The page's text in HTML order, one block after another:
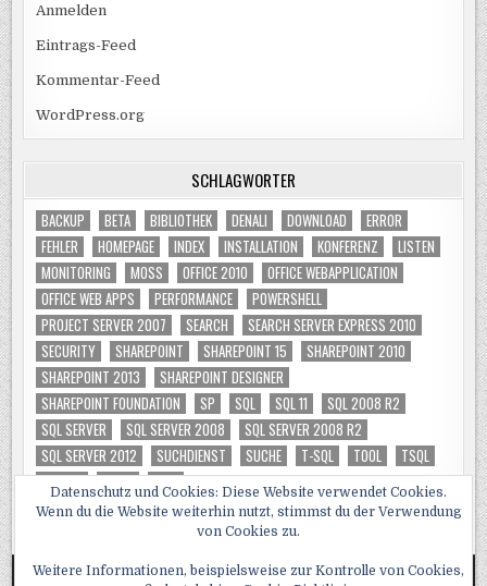
Datenschutz und Cookies: Diese Website verwendet Cookies.
Wenn du die Website weiterhin nutzt, stimmst du der Verwendung
von Cookies zu.
Weitere Informationen, beispielsweise zur Kontrolle von Cookies,
Anmelden
Eintrags-Feed
Kommentar-Feed
WordPress.org
SCHLAGWÖRTER
BACKUP BETA BIBLIOTHEK DENALI DOWNLOAD
ERROR
FEHLER
HOMEPAGE INDEX INSTALLATION KONFERENZ
LISTEN
MONITORING
MOSS OFFICE 2010
OFFICE WEBAPPLICATION
OFFICE WEB APPS
PERFORMANCE
POWERSHELL
PROJECT SERVER 2007
SEARCH
SEARCH SERVER EXPRESS 2010
SECURITY
SHAREPOINT SHAREPOINT 15
SHAREPOINT 2010
SHAREPOINT 2013
SHAREPOINT DESIGNER
SHAREPOINT FOUNDATION
SP SQL SQL 11
SQL 2008 R2
SQL SERVER
SQL SERVER 2008
SQL SERVER 2008 R2
SQL SERVER 2012
SUCHDIENST SUCHE T-SQL TOOL
TSQL
TUNING
VIDEO WSS